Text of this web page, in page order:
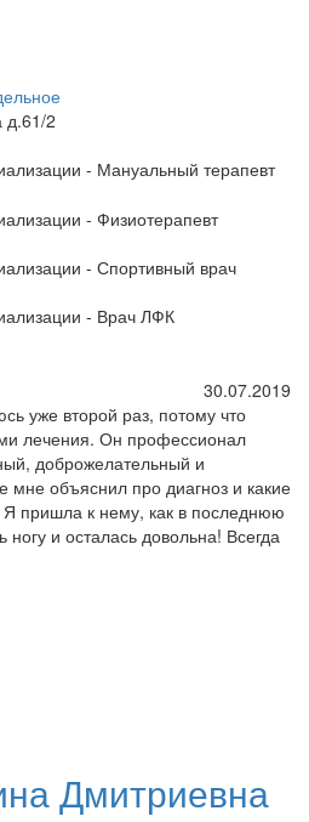
д.61/2
- Мануальный терапевт
- Физиотерапевт
- Спортивный врач
- Врач ЛФК
30.07.2019
уже второй раз, потому что
лечения. Он профессионал
доброжелательный и
мне объяснил про диагноз и какие
пришла к нему, как в последнюю
и осталась довольна! Всегда
Дмитриевна